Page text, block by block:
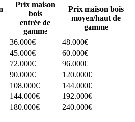
Prix maison
bois
entrée de
gamme
Prix maison bois
moyen/haut de
gamme
36.000€
48.000€
45.000€
60.000€
72.000€
96.000€
90.000€
120.000€
108.000€
144.000€
144.000€
192.000€
180.000€ 240.000€